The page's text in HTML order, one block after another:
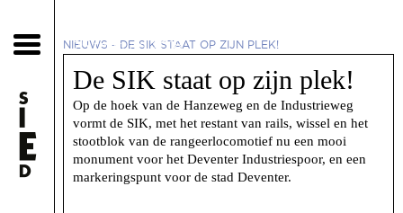
NIEUWS - DE SIK STAAT OP ZIJN PLEK!
25 februari 2018
De SIK staat op zijn plek!
Op de hoek van de Hanzeweg en de Industrieweg
vormt de SIK, met het restant van rails, wissel en het
stootblok van de rangeerlocomotief nu een mooi
monument voor het Deventer Industriespoor, en een
markeringspunt voor de stad Deventer.